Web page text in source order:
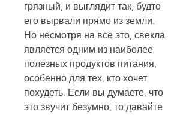
грязный, и выглядит так, будто
его вырвали прямо из земли.
Но несмотря на все это, свекла
является одним из наиболее
полезных продуктов питания,
особенно для тех, кто хочет
похудеть. Если вы думаете, что
это звучит безумно, то давайте